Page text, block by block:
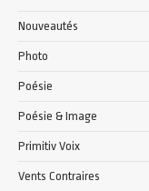
Nouveautés
Photo
Poésie
Poésie & Image
Primitiv Voix
Vents Contraires